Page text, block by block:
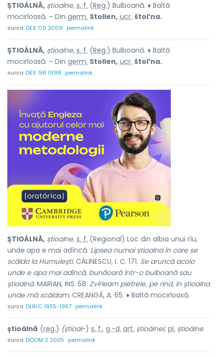
ȘTIOÁLNĂ, știoalne, s. f. (Reg.) Bulboană. ♦ Baltă
mocirloasă. – Din germ. Stollen, ucr. štol’na.
sursa:DEX '09 2009 permalink
ȘTIOÁLNĂ, știoalne, s. f. (Reg.) Bulboană. ♦ Baltă
mocirloasă. – Din germ. Stollen, ucr. štol’na.
sursa:DEX '98 1998 permalink
ȘTIOÁLNĂ, știoalne, s. f. (Regional) Loc din albia unui rîu,
unde apa e mai adîncă. Lipsea numai știoalna în care se
scălda la Humulești. CĂLINESCU, I. C. 171. Se aruncă acolo
unde e apa mai adîncă, bunăoară într-o bulboană sau
știoalnă. MARIAN, INS. 58. Zvîrleam pietrele, pe rînd, în știoalna
unde mă scăldam. CREANGĂ, A. 65. ♦ Baltă mocirloasă.
sursa:DLRLC 1955-1957 permalink
știoálnă (reg.) (știoal-) s. f., g.-d. art. știoálnei; pl. știoálne
sursa:DOOM 2 2005 permalink